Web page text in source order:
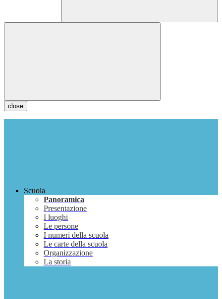
close
Scuola
Panoramica
Presentazione
I luoghi
Le persone
I numeri della scuola
Le carte della scuola
Organizzazione
La storia